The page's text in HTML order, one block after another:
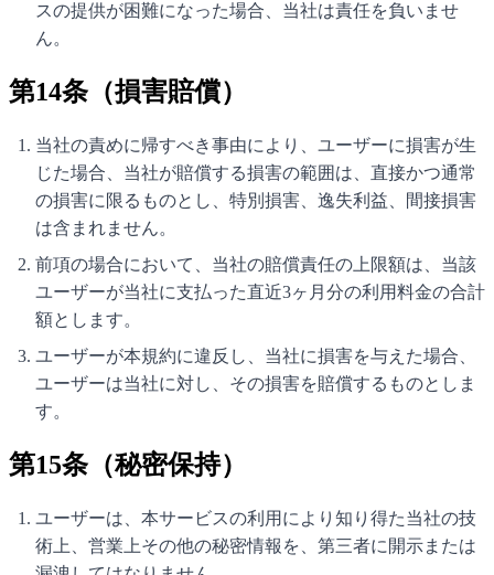
スの提供が困難になった場合、当社は責任を負いませ
ん。
第14条（損害賠償）
当社の責めに帰すべき事由により、ユーザーに損害が生
じた場合、当社が賠償する損害の範囲は、直接かつ通常
の損害に限るものとし、特別損害、逸失利益、間接損害
は含まれません。
前項の場合において、当社の賠償責任の上限額は、当該
ユーザーが当社に支払った直近3ヶ月分の利用料金の合計
額とします。
ユーザーが本規約に違反し、当社に損害を与えた場合、
ユーザーは当社に対し、その損害を賠償するものとしま
す。
第15条（秘密保持）
ユーザーは、本サービスの利用により知り得た当社の技
術上、営業上その他の秘密情報を、第三者に開示または